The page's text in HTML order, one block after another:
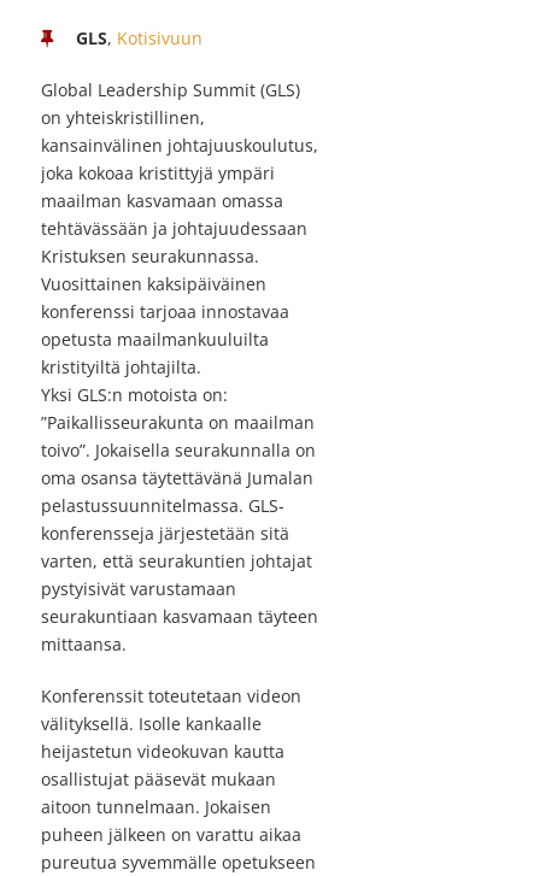
GLS, Kotisivuun
Global Leadership Summit (GLS)
on yhteiskristillinen,
kansainvälinen johtajuuskoulutus,
joka kokoaa kristittyjä ympäri
maailman kasvamaan omassa
tehtävässään ja johtajuudessaan
Kristuksen seurakunnassa.
Vuosittainen kaksipäiväinen
konferenssi tarjoaa innostavaa
opetusta maailmankuuluilta
kristityiltä johtajilta.
Yksi GLS:n motoista on:
”Paikallisseurakunta on maailman
toivo”. Jokaisella seurakunnalla on
oma osansa täytettävänä Jumalan
pelastussuunnitelmassa. GLS-
konferensseja järjestetään sitä
varten, että seurakuntien johtajat
pystyisivät varustamaan
seurakuntiaan kasvamaan täyteen
mittaansa.
Konferenssit toteutetaan videon
välityksellä. Isolle kankaalle
heijastetun videokuvan kautta
osallistujat pääsevät mukaan
aitoon tunnelmaan. Jokaisen
puheen jälkeen on varattu aikaa
pureutua syvemmälle opetukseen